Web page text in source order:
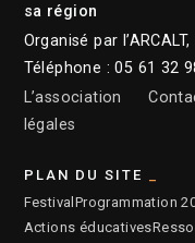
sa région
Organisé par
Téléphone : 05 61 32
L’association
légales
PLAN DU SITE
Festival Programmation
Actions éducatives